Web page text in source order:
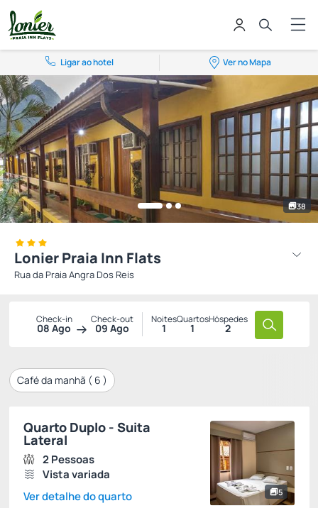
Ligar ao hotel Ver no Mapa
38
Lonier Praia Inn Flats
Rua da Praia Angra Dos Reis
Check-in
08 Ago
Check-out
09 Ago
Noites
1
Quartos
1
Hóspedes
2
Café da manhã ( 6 )
5
Quarto Duplo - Suita
Lateral
2 Pessoas
Vista variada
Ver detalhe do quarto